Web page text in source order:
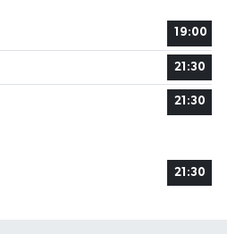
19:00
21:30
21:30
21:30